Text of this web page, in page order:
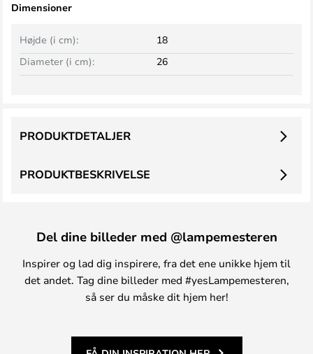
Dimensioner
Højde (i cm):
18
Diameter (i cm):
26
PRODUKTBESKRIVELSE
PRODUKTDETALJER
Del dine billeder med @lampemesteren
Inspirer og lad dig inspirere, fra det ene unikke hjem til
det andet. Tag dine billeder med #yesLampemesteren,
så ser du måske dit hjem her!